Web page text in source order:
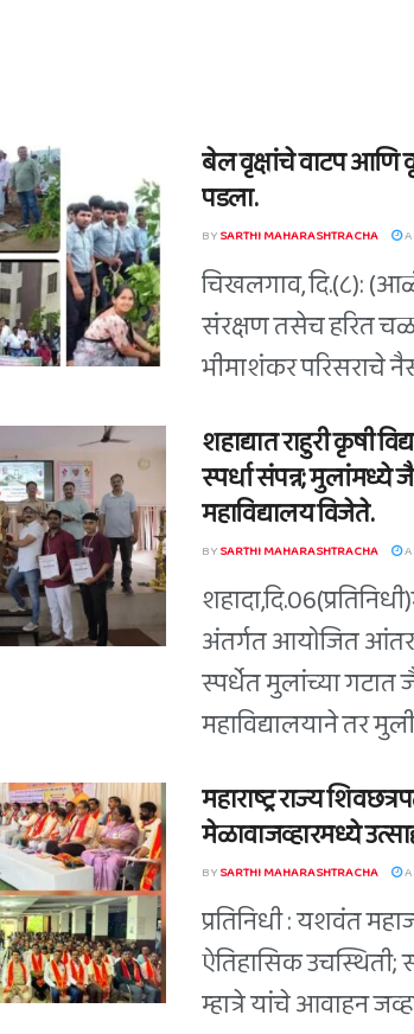
बेल वृक्षांचे वाटप आणि
पडला.
BYSARTHI MAHARASHTRACHA
चिखलगाव, दि.(८):
संरक्षण तसेच हरित
भीमाशंकर परिसराचे
शहाद्यात राहुरी कृषी
स्पर्धा संपन्न;
महाविद्यालय विजेते.
BYSARTHI MAHARASHTRACHA
अंतर्गत आयोजित
स्पर्धेत मुलांच्या गटात
महाविद्यालयाने तर
महाराष्ट्र राज्य
मेळावाजव्हारमध्ये
BYSARTHI MAHARASHTRACHA
प्रतिनिधी : यशवंत
ऐतिहासिक
म्हात्रे यांचे आवाहन